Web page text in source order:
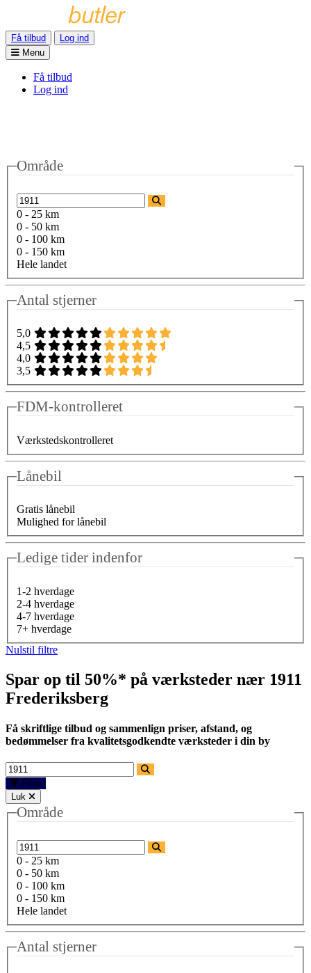
Få tilbud
Log ind
Menu
Få tilbud
Log ind
Område
0 - 25 km
0 - 50 km
0 - 100 km
0 - 150 km
Hele landet
Antal stjerner
5,0
4,5
4,0
3,5
FDM-kontrolleret
Værkstedskontrolleret
Lånebil
Gratis lånebil
Mulighed for lånebil
Ledige tider indenfor
1-2 hverdage
2-4 hverdage
4-7 hverdage
7+ hverdage
Nulstil filtre
Spar op til 50%* på værksteder nær 1911
Frederiksberg
Få skriftlige tilbud og sammenlign priser, afstand, og
bedømmelser fra kvalitetsgodkendte værksteder i din by
Filtre
Luk
Område
0 - 25 km
0 - 50 km
0 - 100 km
0 - 150 km
Hele landet
Antal stjerner